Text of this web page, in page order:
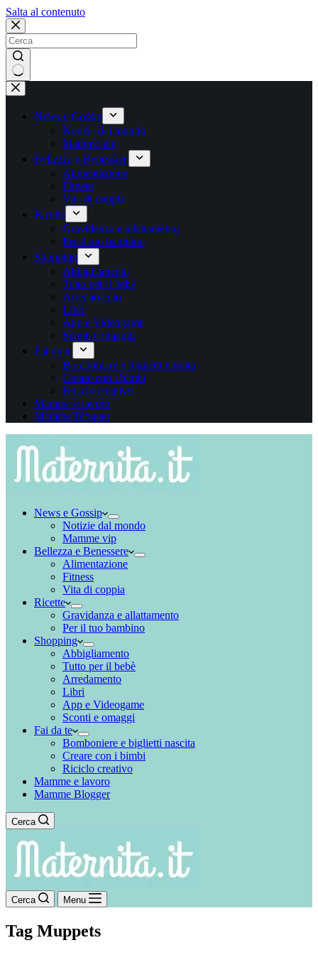
Salta al contenutoSalta
contenuto
Nessun
risultato
News e Gossip
Notizie dal mondo
Mamme vip
Bellezza e Benessere
Alimentazione
Fitness
Vita di coppia
Ricette
Gravidanza e allattamento
Per il tuo bambino
Shopping
Abbigliamento
Tutto per il bebè
Arredamento
Libri
App e Videogame
Sconti e omaggi
Fai da te
Bomboniere e biglietti nascita
Creare con i bimbi
Riciclo creativo
Mamme e lavoro
Mamme Blogger
News e Gossip
Notizie dal mondo
Mamme vip
Bellezza e Benessere
Alimentazione
Fitness
Vita di coppia
Ricette
Gravidanza e allattamento
Per il tuo bambino
Shopping
Abbigliamento
Tutto per il bebè
Arredamento
Libri
App e Videogame
Sconti e omaggi
Fai da te
Bomboniere e biglietti nascita
Creare con i bimbi
Riciclo creativo
Mamme e lavoro
Mamme Blogger
Cerca
Cerca Menu
Tag Muppets